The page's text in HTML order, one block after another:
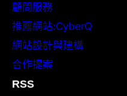
顧問服務
推薦網站:CyberQ
網站設計與建構
合作提案
RSS